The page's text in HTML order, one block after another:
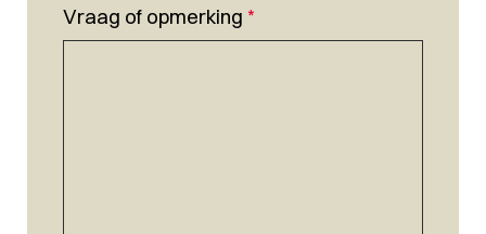
Vraag of opmerking *